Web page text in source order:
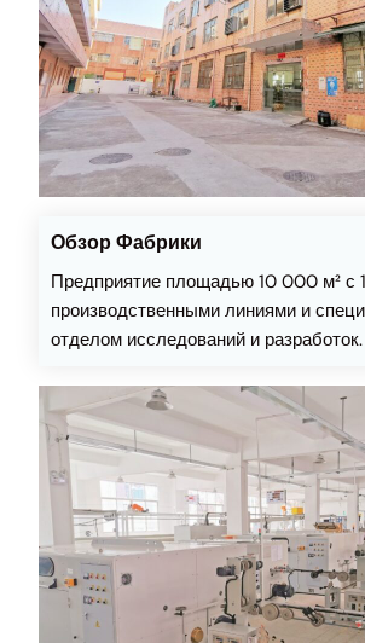
Обзор Фабрики
Предприятие площадью 10 000 м² с
производственными линиями и
отделом исследований и разработок.